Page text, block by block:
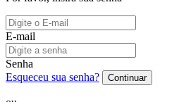
E-mail
Senha
Esqueceu sua senha?
Continuar